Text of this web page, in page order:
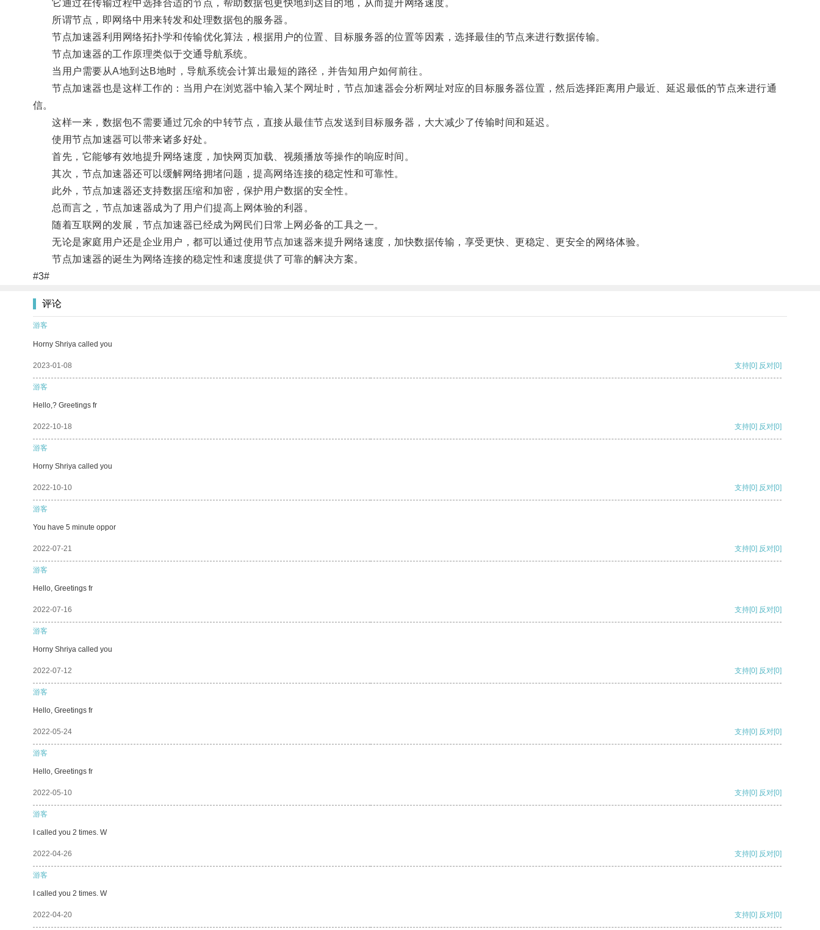
它通过在传输过程中选择合适的节点，帮助数据包更快地到达目的地，从而提升网络速度。
所谓节点，即网络中用来转发和处理数据包的服务器。
节点加速器利用网络拓扑学和传输优化算法，根据用户的位置、目标服务器的位置等因素，选择最佳的节点来进行数据传输。
节点加速器的工作原理类似于交通导航系统。
当用户需要从A地到达B地时，导航系统会计算出最短的路径，并告知用户如何前往。
节点加速器也是这样工作的：当用户在浏览器中输入某个网址时，节点加速器会分析网址对应的目标服务器位置，然后选择距离用户最近、延迟最低的节点来进行通
信。
这样一来，数据包不需要通过冗余的中转节点，直接从最佳节点发送到目标服务器，大大减少了传输时间和延迟。
使用节点加速器可以带来诸多好处。
首先，它能够有效地提升网络速度，加快网页加载、视频播放等操作的响应时间。
其次，节点加速器还可以缓解网络拥堵问题，提高网络连接的稳定性和可靠性。
此外，节点加速器还支持数据压缩和加密，保护用户数据的安全性。
总而言之，节点加速器成为了用户们提高上网体验的利器。
随着互联网的发展，节点加速器已经成为网民们日常上网必备的工具之一。
无论是家庭用户还是企业用户，都可以通过使用节点加速器来提升网络速度，加快数据传输，享受更快、更稳定、更安全的网络体验。
节点加速器的诞生为网络连接的稳定性和速度提供了可靠的解决方案。
#3#
评论
游客
Horny Shriya called you
2023-01-08 支持[0] 反对[0]
游客
Hello,? Greetings fr
2022-10-18 支持[0] 反对[0]
游客
Horny Shriya called you
2022-10-10 支持[0] 反对[0]
游客
You have 5 minute oppor
2022-07-21 支持[0] 反对[0]
游客
Hello, Greetings fr
2022-07-16 支持[0] 反对[0]
游客
Horny Shriya called you
2022-07-12 支持[0] 反对[0]
游客
Hello, Greetings fr
2022-05-24 支持[0] 反对[0]
游客
Hello, Greetings fr
2022-05-10 支持[0] 反对[0]
游客
I called you 2 times. W
2022-04-26 支持[0] 反对[0]
游客
I called you 2 times. W
2022-04-20 支持[0] 反对[0]